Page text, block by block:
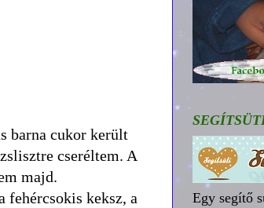
barna cukor került
cseréltem. A
majd.
fehércsokis keksz, a
Egy segítő